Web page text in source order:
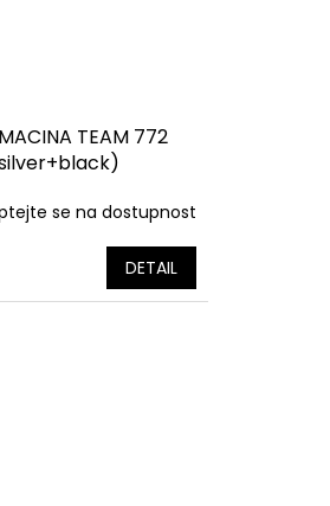
TEAM 772
se na dostupnost
DETAIL